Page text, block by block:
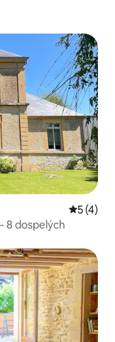
5 (4)
8 dospelých